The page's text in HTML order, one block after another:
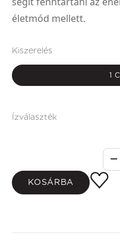
életmód mellett.
Kiszerelés
1
Ízválaszték
KOSÁRBA